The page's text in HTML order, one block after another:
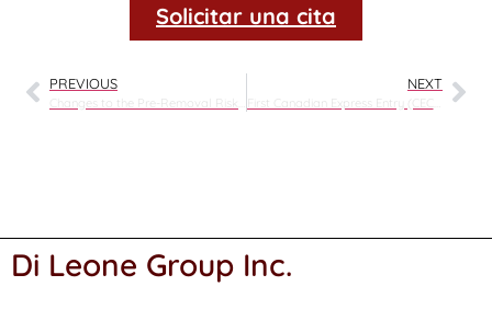
Solicitar una cita
PREVIOUS NEXT
Di Leone Group Inc.